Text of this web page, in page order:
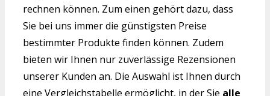
rechnen können. Zum einen gehört dazu, dass
Sie bei uns immer die günstigsten Preise
bestimmter Produkte finden können. Zudem
bieten wir Ihnen nur zuverlässige Rezensionen
unserer Kunden an. Die Auswahl ist Ihnen durch
eine Vergleichstabelle ermöglicht, in der Sie alle